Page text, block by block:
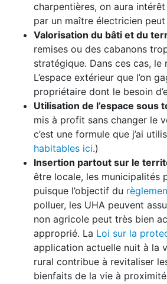
charpentières, on aura
par un maître électricien
Valorisation du bâti et du
remises ou des cabanons
stratégique. Dans ces cas,
L’espace extérieur que l’on
propriétaire dont le besoin
Utilisation de l’espace sous
mis à profit sans changer le
c’est une formule que j’ai
habitables ici.)
Insertion partout sur le
être locale, les municipalités
puisque l’objectif du
polluer, les UHA peuvent
non agricole peut très bien
approprié. La Loi sur la
application actuelle nuit à la
rural contribue à revitaliser
bienfaits de la vie à